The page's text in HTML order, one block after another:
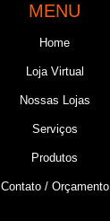
MENU
Home
Loja Virtual
Nossas Lojas
Serviços
Produtos
Contato / Orçamento